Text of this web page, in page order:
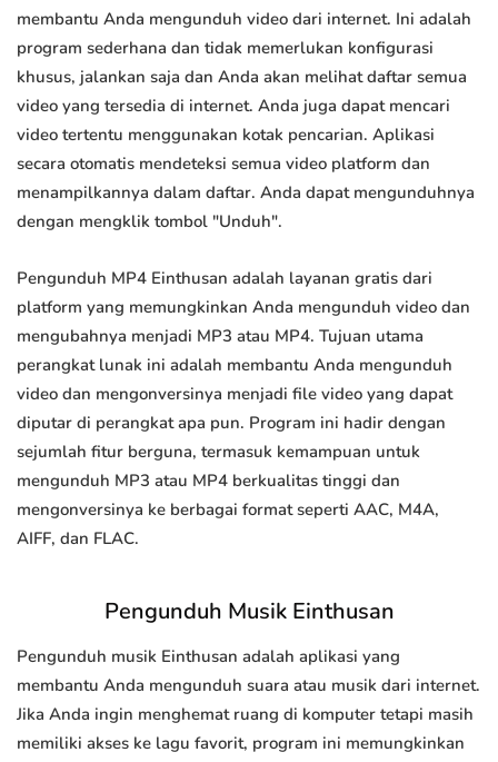
membantu Anda mengunduh video dari internet. Ini adalah
program sederhana dan tidak memerlukan konfigurasi
khusus, jalankan saja dan Anda akan melihat daftar semua
video yang tersedia di internet. Anda juga dapat mencari
video tertentu menggunakan kotak pencarian. Aplikasi
secara otomatis mendeteksi semua video platform dan
menampilkannya dalam daftar. Anda dapat mengunduhnya
dengan mengklik tombol "Unduh".
Pengunduh MP4 Einthusan adalah layanan gratis dari
platform yang memungkinkan Anda mengunduh video dan
mengubahnya menjadi MP3 atau MP4. Tujuan utama
perangkat lunak ini adalah membantu Anda mengunduh
video dan mengonversinya menjadi file video yang dapat
diputar di perangkat apa pun. Program ini hadir dengan
sejumlah fitur berguna, termasuk kemampuan untuk
mengunduh MP3 atau MP4 berkualitas tinggi dan
mengonversinya ke berbagai format seperti AAC, M4A,
AIFF, dan FLAC.
Pengunduh Musik Einthusan
Pengunduh musik Einthusan adalah aplikasi yang
membantu Anda mengunduh suara atau musik dari internet.
Jika Anda ingin menghemat ruang di komputer tetapi masih
memiliki akses ke lagu favorit, program ini memungkinkan